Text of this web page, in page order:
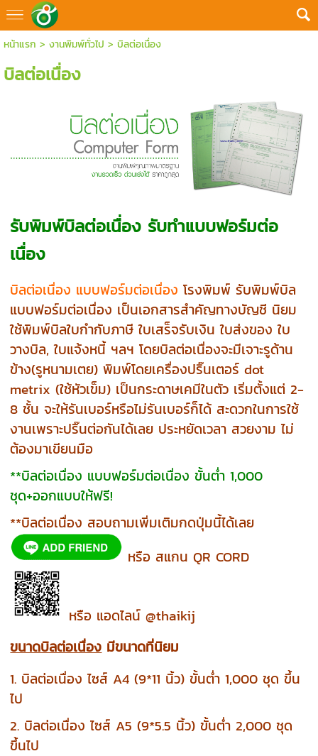
หน้าแรก > งานพิมพ์ทั่วไป > บิลต่อเนื่อง
บิลต่อเนื่อง
รับพิมพ์บิลต่อเนื่อง รับทำแบบฟอร์มต่อ
เนื่อง
บิลต่อเนื่อง แบบฟอร์มต่อเนื่อง โรงพิมพ์ รับพิมพ์บิล
แบบฟอร์มต่อเนื่อง เป็นเอกสารสำคัญทางบัญชี นิยม
ใช้พิมพ์บิลใบกำกับภาษี ใบเสร็จรับเงิน ใบส่งของ ใบ
วางบิล, ใบแจ้งหนี้ ฯลฯ โดยบิลต่อเนื่องจะมีเจาะรูด้าน
ข้าง(รูหนามเตย) พิมพ์โดยเครื่องปริ๊นเตอร์ dot
metrix (ใช้หัวเข็ม) เป็นกระดาษเคมีในตัว เริ่มตั้งแต่ 2-
8 ชั้น จะให้รันเบอร์หรือไม่รันเบอร์ก็ได้ สะดวกในการใช้
งานเพราะปริ๊นต่อกันได้เลย ประหยัดเวลา สวยงาม ไม่
ต้องมาเขียนมือ
**บิลต่อเนื่อง แบบฟอร์มต่อเนื่อง ขั้นต่ำ 1,000
ชุด+ออกแบบให้ฟรี!
**บิลต่อเนื่อง สอบถามเพิ่มเติมกดปุ่มนี้ได้เลย
หรือ สแกน QR CORD
หรือ แอดไลน์ @thaikij
ขนาดบิลต่อเนื่อง มีขนาดที่นิยม
1. บิลต่อเนื่อง ไซส์ A4 (9*11 นิ้ว) ขั้นต่ำ 1,000 ชุด ขึ้น
ไป
2. บิลต่อเนื่อง ไซส์ A5 (9*5.5 นิ้ว) ขั้นต่ำ 2,000 ชุด
ขึ้นไป